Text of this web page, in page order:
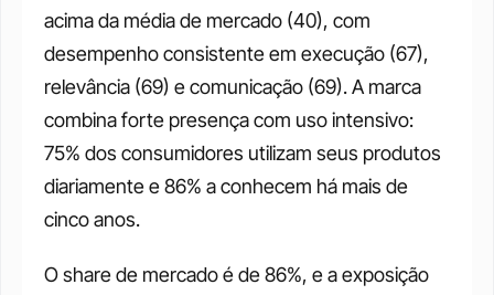
acima da média de mercado (40), com
desempenho consistente em execução (67),
relevância (69) e comunicação (69). A marca
combina forte presença com uso intensivo:
75% dos consumidores utilizam seus produtos
diariamente e 86% a conhecem há mais de
cinco anos.
O share de mercado é de 86%, e a exposição